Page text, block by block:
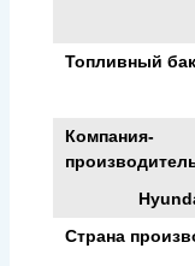
Топливный
Компания-
Страна